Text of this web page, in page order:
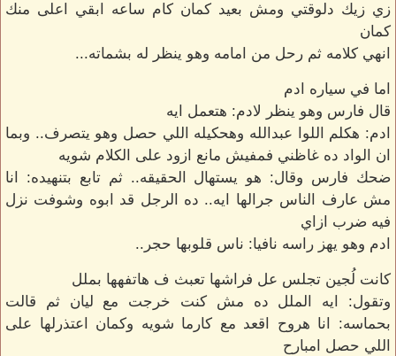
زي زيك دلوقتي ومش بعيد كمان كام ساعه ابقي اعلى منك
كمان
انهي كلامه ثم رحل من امامه وهو ينظر له بشماته...
اما في سياره ادم
قال فارس وهو ينظر لادم: هتعمل ايه
ادم: هكلم اللوا عبدالله وهحكيله اللي حصل وهو يتصرف.. وبما
ان الواد ده غاظني فمفيش مانع ازود على الكلام شويه
ضحك فارس وقال: هو يستهال الحقيقه.. ثم تابع بتنهيده: انا
مش عارف الناس جرالها ايه.. ده الرجل قد ابوه وشوفت نزل
فيه ضرب ازاي
ادم وهو يهز راسه نافيا: ناس قلوبها حجر..
كانت لُجين تجلس عل فراشها تعبث ف هاتفهها بملل
وتقول: ايه الملل ده مش كنت خرجت مع ليان ثم قالت
بحماسه: انا هروح اقعد مع كارما شويه وكمان اعتذرلها على
اللي حصل امبارح